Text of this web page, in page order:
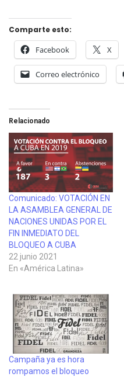
Comparte esto:
Facebook X
Correo electrónico
Relacionado
Comunicado: VOTACIÓN EN
LA ASAMBLEA GENERAL DE
NACIONES UNIDAS POR EL
FIN INMEDIATO DEL
BLOQUEO A CUBA
22 junio 2021
En «América Latina»
Campaña ya es hora
rompamos el bloqueo